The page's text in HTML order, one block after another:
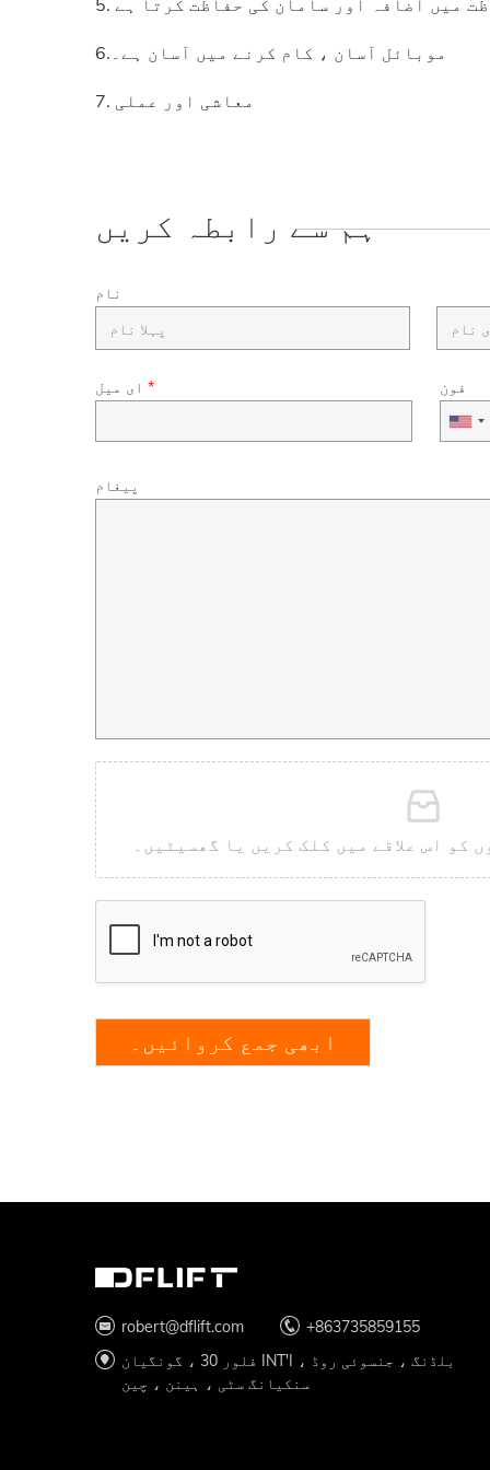
میں اضافہ اور سامان کی حفاظت کرتا ہے
6.موبائل آسان ، کام کرنے میں آسان ہے۔
7. معاشی اور عملی
ہم سے رابطہ کریں
نام
* فون
پیغام
کو اس علاقے میں کلک کریں یا گھسیٹیں۔
ابھی جمع کروائیں۔
robert@dflift.com
+863735859155
فلور 30 ، گونگیان INT'I بلڈنگ ، جنسوئی روڈ ،
سنکیانگ سٹی ، ہینن ، چین